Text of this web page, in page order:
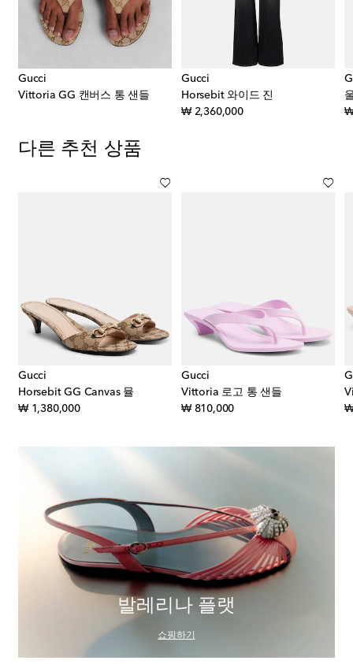
Gucci
Vittoria GG 캔버스 통 샌들
Gucci
Horsebit 와이드 진
₩ 2,360,000original price
₩
다른 추천 상품
Gucci
Horsebit GG Canvas 뮬
₩ 1,380,000original price
Gucci
Vittoria 로고 통 샌들
₩ 810,000original price
₩
발레리나 플랫
쇼핑하기